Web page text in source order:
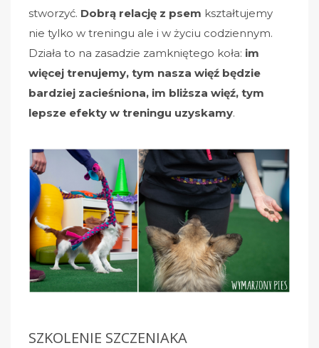
stworzyć. Dobrą relację z psem kształtujemy
nie tylko w treningu ale i w życiu codziennym.
Działa to na zasadzie zamkniętego koła: im
więcej trenujemy, tym nasza więź będzie
bardziej zacieśniona, im bliższa więź, tym
lepsze efekty w treningu uzyskamy.
SZKOLENIE SZCZENIAKA